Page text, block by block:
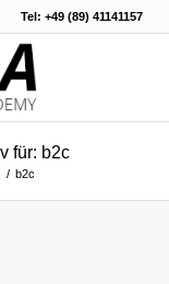
Tel: +49 (89) 41141157
für: b2c
/ b2c